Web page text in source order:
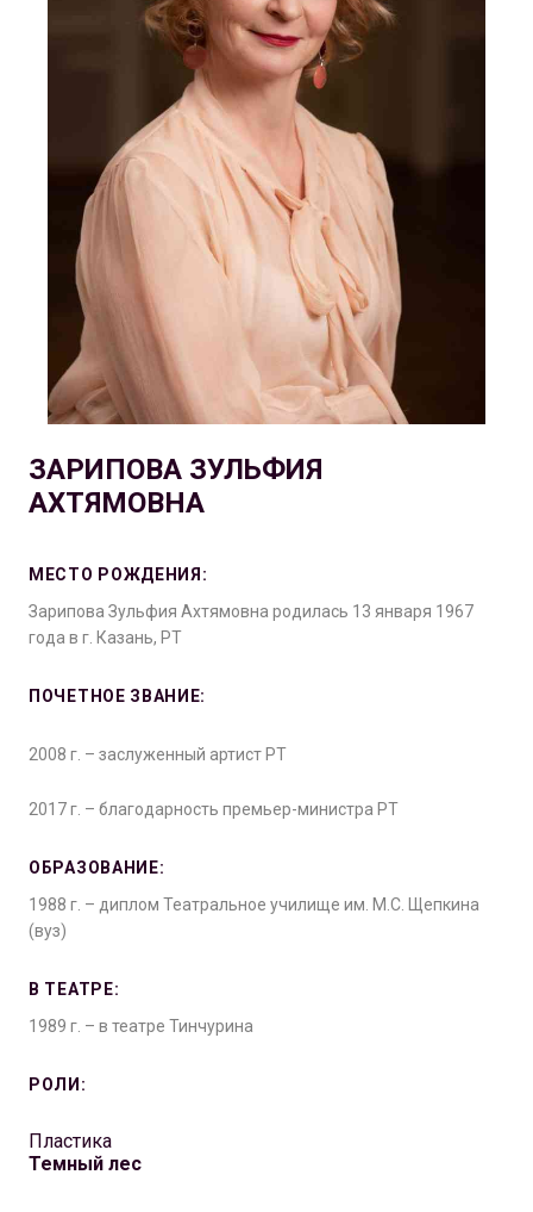
ЗАРИПОВА ЗУЛЬФИЯ
АХТЯМОВНА
МЕСТО РОЖДЕНИЯ:
Зарипова Зульфия Ахтямовна родилась 13 января 1967
года в г. Казань, РТ
ПОЧЕТНОЕ ЗВАНИЕ:
2008 г. – заслуженный артист РТ
2017 г. – благодарность премьер-министра РТ
ОБРАЗОВАНИЕ:
1988 г. – диплом Театральное училище им. М.С. Щепкина
(вуз)
В ТЕАТРЕ:
1989 г. – в театре Тинчурина
РОЛИ:
Пластика
Темный лес